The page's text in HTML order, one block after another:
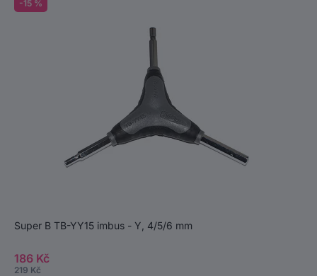
-15 %
Super B TB-YY15 imbus - Y, 4/5/6 mm
186 Kč
219 Kč